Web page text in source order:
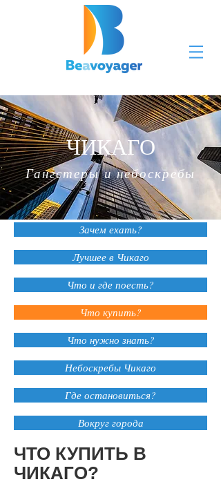
ЧИКАГО
Гангстеры и небоскребы
Зачем ехать?
Лучшее в Чикаго
Что и где поесть?
Что купить?
Что нужно знать?
Небоскребы Чикаго
Где остановиться?
Вокруг города
ЧТО КУПИТЬ В
ЧИКАГО?